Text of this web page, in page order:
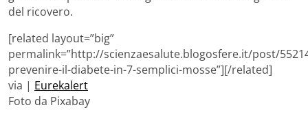
del ricovero.
[related layout=”big”
permalink=”http://scienzaesalute.blogosfere.it/post/
prevenire-il-diabete-in-7-semplici-mosse”][/related]
via | Eurekalert
Foto da Pixabay